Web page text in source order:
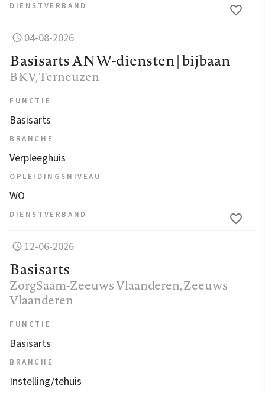
DIENSTVERBAND
04-08-2026
Basisarts ANW-diensten | bijbaan
BKV, Terneuzen
FUNCTIE
Basisarts
BRANCHE
Verpleeghuis
OPLEIDINGSNIVEAU
WO
DIENSTVERBAND
12-06-2026
Basisarts
ZorgSaam-Zeeuws Vlaanderen, Zeeuws
Vlaanderen
FUNCTIE
Basisarts
BRANCHE
Instelling/tehuis